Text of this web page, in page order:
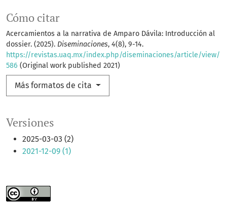
Versiones
2025-03-03 (2)
2021-12-09 (1)
Cómo citar
Acercamientos a la narrativa de Amparo Dávila: Introducción al
dossier. (2025). Diseminaciones, 4(8), 9-14.
https://revistas.uaq.mx/index.php/diseminaciones/article/view/
586 (Original work published 2021)
Más formatos de cita